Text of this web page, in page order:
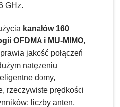
GHz.
kanałów 160
OFDMA i MU-MIMO
jakość połączeń
natężeniu
domy,
rzeczywiste prędkości
liczby anten,